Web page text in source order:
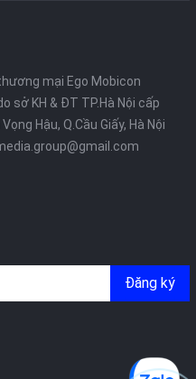
mại Ego Mobicon
sở KH & ĐT TP.Hà Nội cấp
Hậu, Q.Cầu Giấy, Hà Nội
Đăng ký